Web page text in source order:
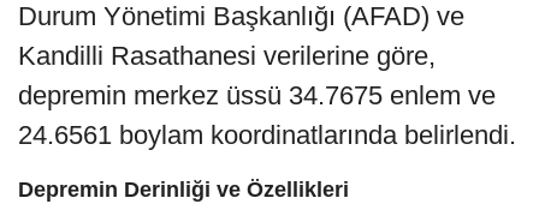
Durum Yönetimi Başkanlığı (AFAD) ve
Kandilli Rasathanesi verilerine göre,
depremin merkez üssü 34.7675 enlem ve
24.6561 boylam koordinatlarında belirlendi.
Depremin Derinliği ve Özellikleri